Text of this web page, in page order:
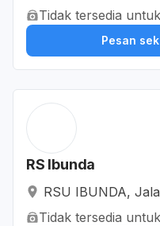
an Rumah Sakit
ota Serang,
Tidak tersedia
Pesan
RS Ibunda
RSU IBUNDA,
Kota Serang,
Tidak tersedia